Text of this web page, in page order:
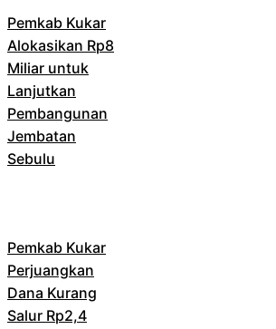
Pemkab Kukar
Alokasikan Rp8
Miliar untuk
Lanjutkan
Pembangunan
Jembatan
Sebulu
Pemkab Kukar
Perjuangkan
Dana Kurang
Salur Rp2,4